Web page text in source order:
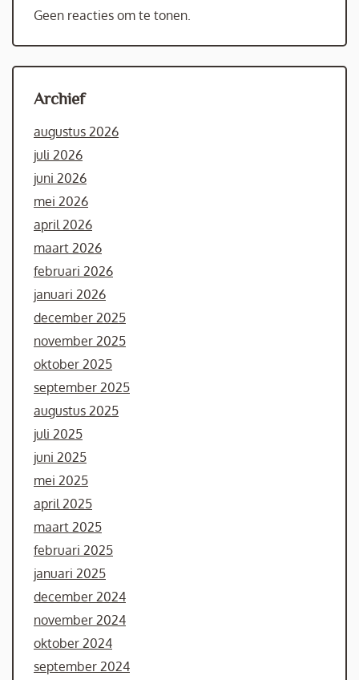
Geen reacties om te tonen.
Archief
augustus 2026
juli 2026
juni 2026
mei 2026
april 2026
maart 2026
februari 2026
januari 2026
december 2025
november 2025
oktober 2025
september 2025
augustus 2025
juli 2025
juni 2025
mei 2025
april 2025
maart 2025
februari 2025
januari 2025
december 2024
november 2024
oktober 2024
september 2024